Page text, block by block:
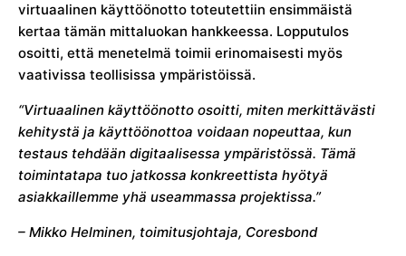
virtuaalinen käyttöönotto toteutettiin ensimmäistä
kertaa tämän mittaluokan hankkeessa. Lopputulos
osoitti, että menetelmä toimii erinomaisesti myös
vaativissa teollisissa ympäristöissä.
“Virtuaalinen käyttöönotto osoitti, miten merkittävästi
kehitystä ja käyttöönottoa voidaan nopeuttaa, kun
testaus tehdään digitaalisessa ympäristössä. Tämä
toimintatapa tuo jatkossa konkreettista hyötyä
asiakkaillemme yhä useammassa projektissa.”
– Mikko Helminen, toimitusjohtaja, Coresbond